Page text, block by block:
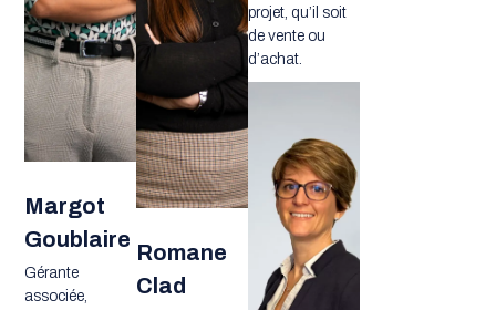
Margot
Goublaire
Gérante
associée,
Romane
Clad
projet, qu’il soit
de vente ou
d’achat.